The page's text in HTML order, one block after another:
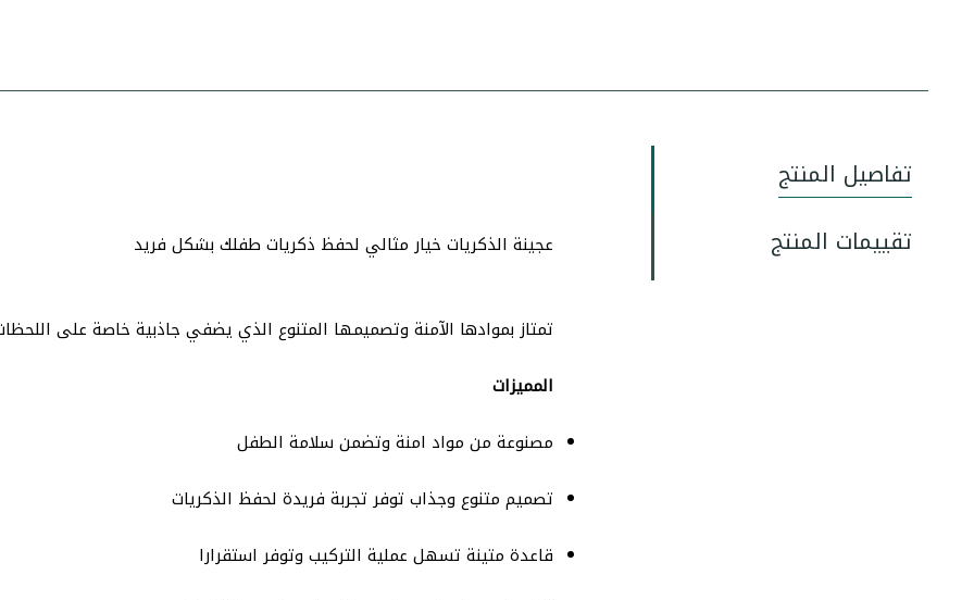
تفاصيل المنتج
تقييمات المنتج
عجينة الذكريات خيار مثالي لحفظ ذكريات طفلك بشكل فريد
تمتاز بموادها الآمنة وتصميمها المتنوع الذي يضفي جاذبية خاصة على
المميزات
مصنوعة من مواد امنة وتضمن سلامة الطفل
تصميم متنوع وجذاب توفر تجربة فريدة لحفظ الذكريات
قاعدة متينة تسهل عملية التركيب وتوفر استقرارا